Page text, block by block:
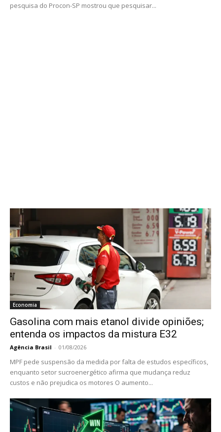
pesquisa do Procon-SP mostrou que pesquisar...
Economia
Gasolina com mais etanol divide opiniões;
entenda os impactos da mistura E32
Agência Brasil - 01/08/2026
MPF pede suspensão da medida por falta de estudos específicos,
enquanto setor sucroenergético afirma que mudança reduz
custos e não prejudica os motores O aumento...